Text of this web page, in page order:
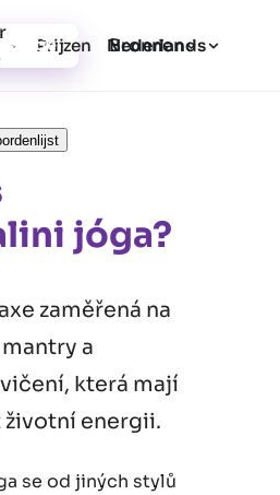
Prijzen Bronnen
Nederlands
jóga?
zaměřená na
a
která mají
energii.
se od jiných stylů